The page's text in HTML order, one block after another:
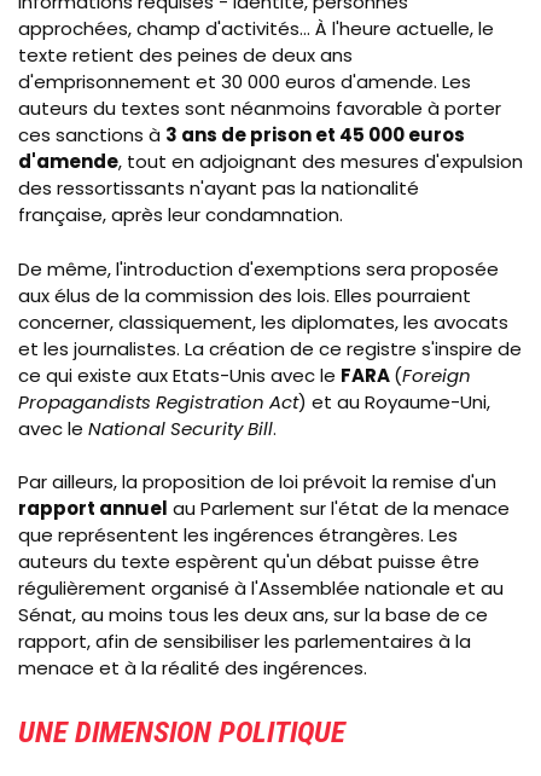
approchées, champ d'activités... À l'heure actuelle, le
texte retient des peines de deux ans
d'emprisonnement et 30 000 euros d'amende. Les
auteurs du textes sont néanmoins favorable à porter
ces sanctions à 3 ans de prison et 45 000 euros
d'amende, tout en adjoignant des mesures d'expulsion
des ressortissants n'ayant pas la nationalité
française, après leur condamnation.
De même, l'introduction d'exemptions sera proposée
aux élus de la commission des lois. Elles pourraient
concerner, classiquement, les diplomates, les avocats
et les journalistes. La création de ce registre s'inspire de
ce qui existe aux Etats-Unis avec le FARA(Foreign
Propagandists Registration Act) et au Royaume-Uni,
avec le National Security Bill.
Par ailleurs, la proposition de loi prévoit la remise d'un
rapport annuel au Parlement sur l'état de la menace
que représentent les ingérences étrangères. Les
auteurs du texte espèrent qu'un débat puisse être
régulièrement organisé à l'Assemblée nationale et au
Sénat, au moins tous les deux ans, sur la base de ce
rapport, afin de sensibiliser les parlementaires à la
menace et à la réalité des ingérences.
UNE DIMENSION POLITIQUE